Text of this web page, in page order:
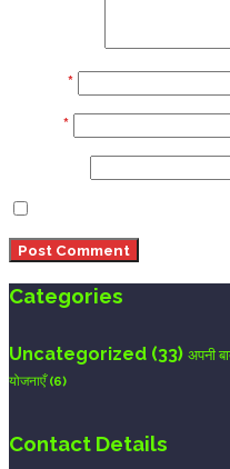
*
*
Categories
Uncategorized (33) अपनी
योजनाएँ(6)
Contact Details